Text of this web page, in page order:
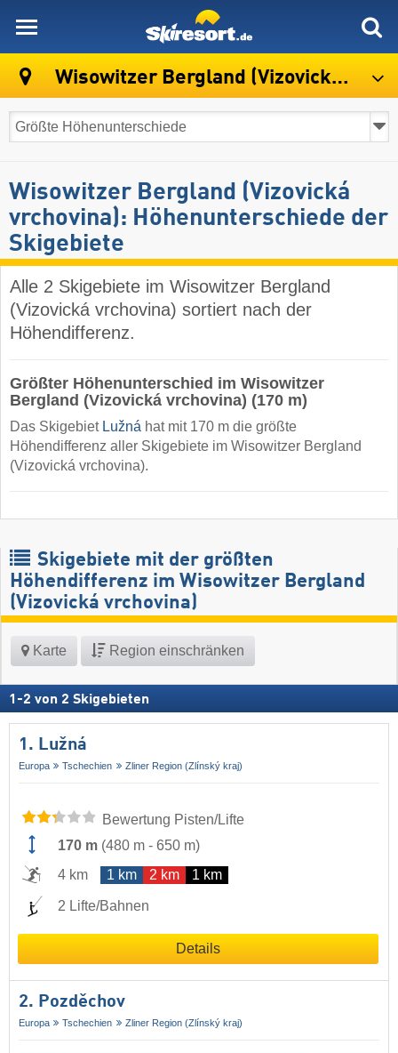
Wisowitzer Bergland (Vizovická vrchovina)
Wisowitzer Bergland (Vizovická
vrchovina): Höhenunterschiede der
Skigebiete
Alle 2 Skigebiete im Wisowitzer Bergland
(Vizovická vrchovina) sortiert nach der
Höhendifferenz.
Größter Höhenunterschied im Wisowitzer
Bergland (Vizovická vrchovina) (170 m)
Das Skigebiet Lužná hat mit 170 m die größte
Höhendifferenz aller Skigebiete im Wisowitzer Bergland
(Vizovická vrchovina).
Skigebiete mit der größten
Höhendifferenz im Wisowitzer Bergland
(Vizovická vrchovina)
Karte Region einschränken
1 -2 von 2 Skigebieten
1. Lužná
Europa Tschechien Zliner Region (Zlínský kraj)
Bewertung Pisten/Lifte
170 m (480 m - 650 m)
4 km
1 km 2 km 1 km
2 Lifte/Bahnen
Details
2. Pozděchov
Europa Tschechien Zliner Region (Zlínský kraj)